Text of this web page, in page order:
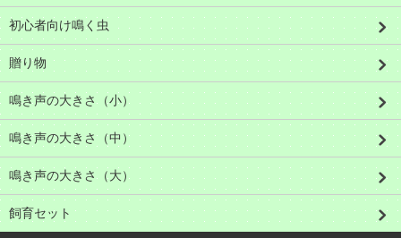
初心者向け鳴く虫
贈り物
鳴き声の大きさ（小）
鳴き声の大きさ（中）
鳴き声の大きさ（大）
飼育セット